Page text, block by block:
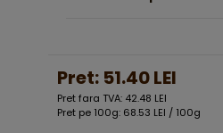
Pret: 51.40 LEI
Pret fara TVA: 42.48 LEI
Pret pe 100g: 68.53 LEI / 100g